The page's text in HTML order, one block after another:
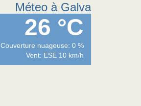
Méteo à Galva
26 °C
Couverture nuageuse: 0 %
Vent: ESE 10 km/h